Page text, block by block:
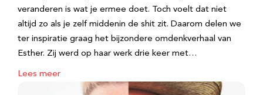
veranderen is wat je ermee doet. Toch voelt dat niet
altijd zo als je zelf middenin de shit zit. Daarom delen we
ter inspiratie graag het bijzondere omdenkverhaal van
Esther. Zij werd op haar werk drie keer met…
Lees meer